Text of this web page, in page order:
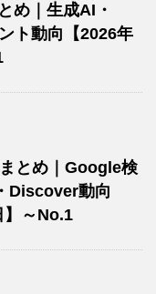
め｜生成AI・
ト動向【2026年
とめ｜Google検
Discover動向
】～No.1